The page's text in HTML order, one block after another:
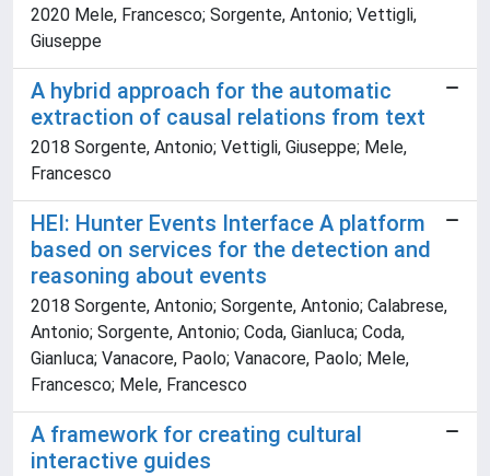
2020 Mele, Francesco; Sorgente, Antonio; Vettigli,
Giuseppe
A hybrid approach for the automatic
extraction of causal relations from text
2018 Sorgente, Antonio; Vettigli, Giuseppe; Mele,
Francesco
HEI: Hunter Events Interface A platform
based on services for the detection and
reasoning about events
2018 Sorgente, Antonio; Sorgente, Antonio; Calabrese,
Antonio; Sorgente, Antonio; Coda, Gianluca; Coda,
Gianluca; Vanacore, Paolo; Vanacore, Paolo; Mele,
Francesco; Mele, Francesco
A framework for creating cultural
interactive guides